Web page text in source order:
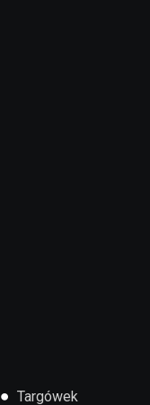
● Targówek